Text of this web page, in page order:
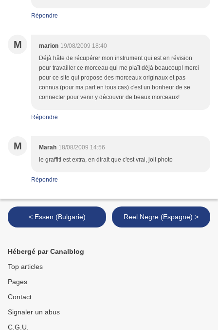
Répondre
M marion 19/08/2009 18:40
Déjà hâte de récupérer mon instrument qui est en révision
pour travailler ce morceau qui me plaît déjà beaucoup! merci
pour ce site qui propose des morceaux originaux et pas
connus (pour ma part en tous cas) c'est un bonheur de se
connecter pour venir y découvrir de beaux morceaux!
Répondre
M Marah 18/08/2009 14:56
le graffiti est extra, en dirait que c'est vrai, joli photo
Répondre
< Essen (Bulgarie) Reel Negre (Espagne) >
Hébergé par Canalblog
Top articles
Pages
Contact
Signaler un abus
C.G.U.